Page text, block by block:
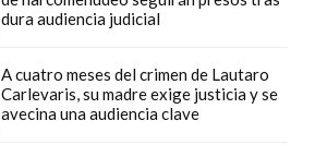
dura audiencia judicial
A cuatro meses del crimen de Lautaro
Carlevaris, su madre exige justicia y se
avecina una audiencia clave